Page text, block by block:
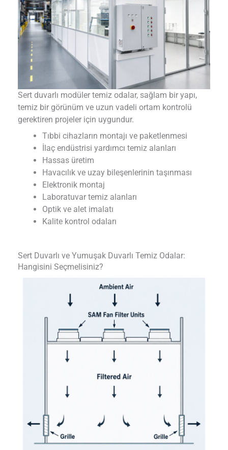
Sert duvarlı modüler temiz odalar, sağlam bir yapı,
temiz bir görünüm ve uzun vadeli ortam kontrolü
gerektiren projeler için uygundur.
Tıbbi cihazların montajı ve paketlenmesi
İlaç endüstrisi yardımcı temiz alanları
Hassas üretim
Havacılık ve uzay bileşenlerinin taşınması
Elektronik montaj
Laboratuvar temiz alanları
Optik ve alet imalatı
Kalite kontrol odaları
Sert Duvarlı ve Yumuşak Duvarlı Temiz Odalar:
Hangisini Seçmelisiniz?